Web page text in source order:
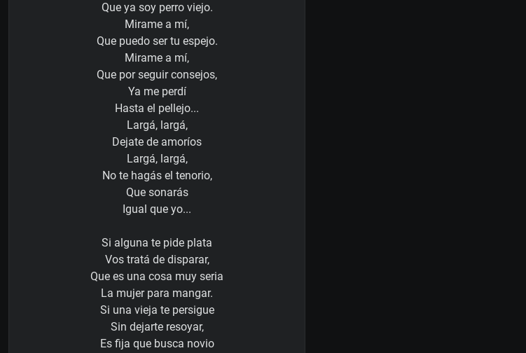
Que ya soy perro viejo.
Mirame a mí,
Que puedo ser tu espejo.
Mirame a mí,
Que por seguir consejos,
Ya me perdí
Hasta el pellejo...
Largá, largá,
Dejate de amoríos
Largá, largá,
No te hagás el tenorio,
Que sonarás
Igual que yo...
Si alguna te pide plata
Vos tratá de disparar,
Que es una cosa muy seria
La mujer para mangar.
Si una vieja te persigue
Sin dejarte resoyar,
Es fija que busca novio